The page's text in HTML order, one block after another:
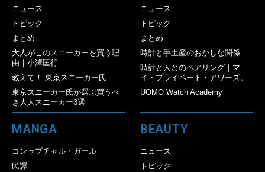
ニュース
トピック
まとめ
大人がこのスニーカーを買う理
由｜小澤匡行
教えて！ 東京スニーカー氏
東京スニーカー氏が選ぶ買うべ
き大人スニーカー3選
ニュース
トピック
まとめ
時計と手土産のおかしな関係
時計と人とのペアリング｜マ
イ・プライベート・アワーズ。
UOMO Watch Academy
MANGA
コンセプチャル・ガール
民譚
BEAUTY
ニュース
トピック